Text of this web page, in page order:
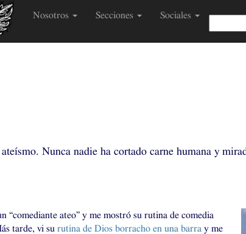
Nosotros Secciones Sociales
Nunca nadie ha cortado carne humana y
“comediante ateo” y me mostró su rutina de comedia
tarde, vi su rutina de Dios borracho en una barra y me